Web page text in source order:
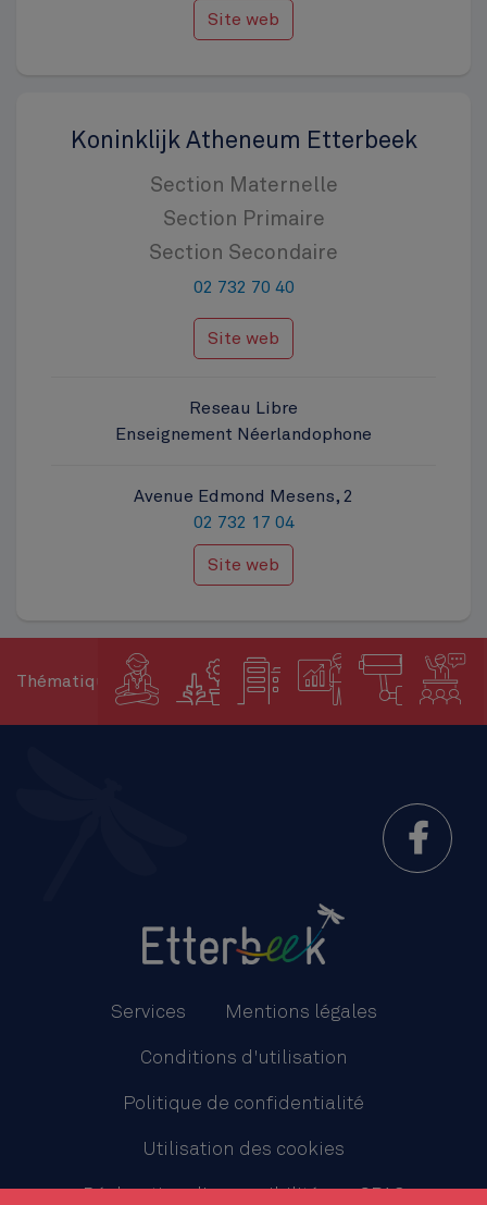
Site web
Koninklijk Atheneum Etterbeek
Section Maternelle
Section Primaire
Section Secondaire
02 732 70 40
Site web
Reseau Libre
Enseignement Néerlandophone
Avenue Edmond Mesens, 2
02 732 17 04
Site web
Thématiques
Services Mentions légales
Conditions d'utilisation
Politique de confidentialité
Utilisation des cookies
Déclaration d'accessibilité CPAS